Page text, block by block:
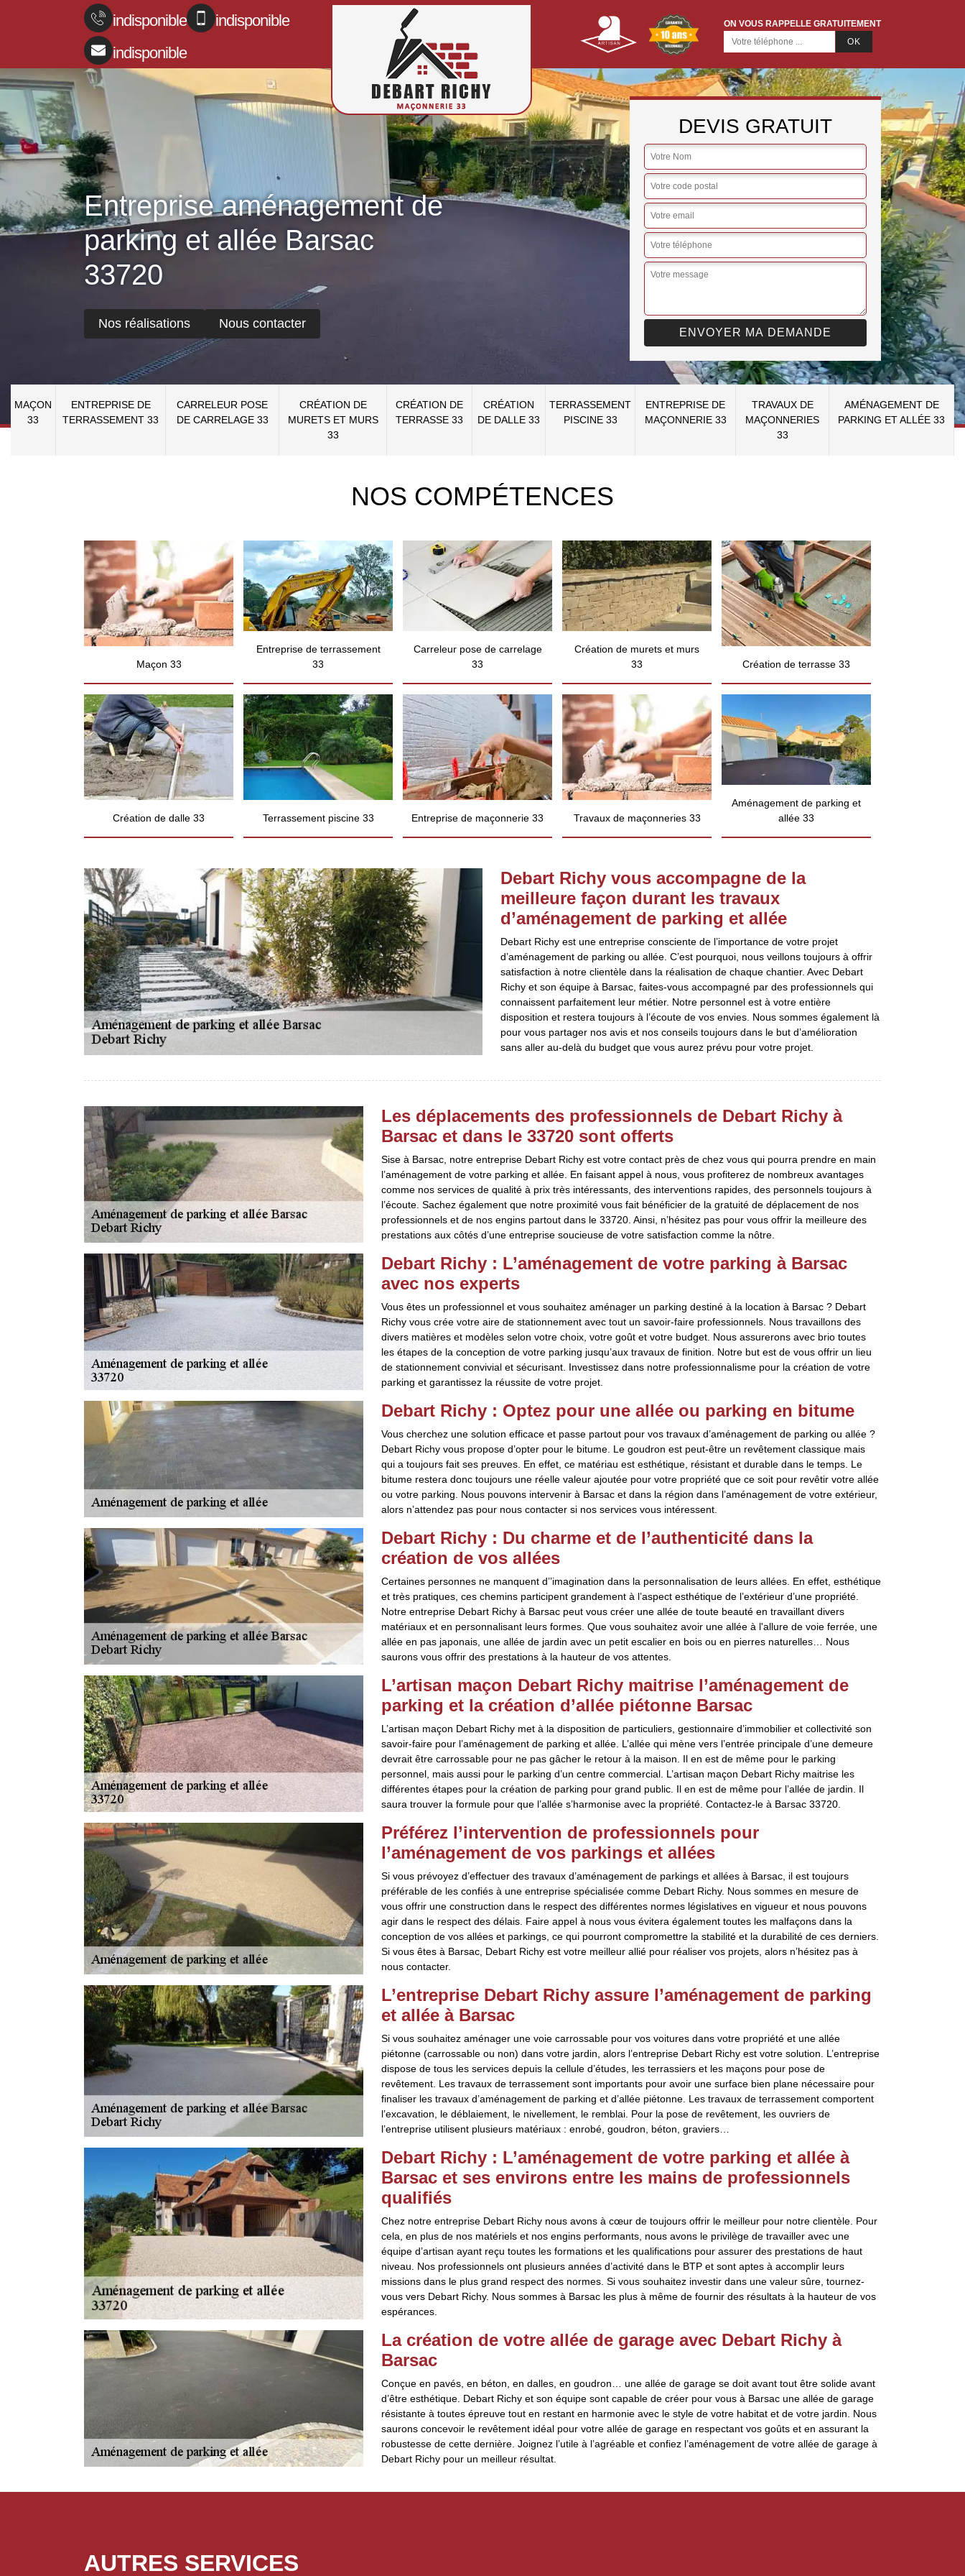
indisponible
indisponible
indisponible
ON VOUS RAPPELLE GRATUITEMENT
Entreprise aménagement de
parking et allée Barsac
33720
Nos réalisations Nous contacter
DEVIS GRATUIT
MAÇON
33
ENTREPRISE DE
TERRASSEMENT 33
CARRELEUR POSE
DE CARRELAGE 33
CRÉATION DE
MURETS ET MURS
33
CRÉATION DE
TERRASSE 33
CRÉATION
DE DALLE 33
TERRASSEMENT
PISCINE 33
ENTREPRISE DE
MAÇONNERIE 33
TRAVAUX DE
MAÇONNERIES
33
AMÉNAGEMENT DE
PARKING ET ALLÉE 33
NOS COMPÉTENCES
Maçon 33
Entreprise de terrassement
33
Carreleur pose de carrelage
33
Création de murets et murs
33
Création de terrasse 33
Création de dalle 33 Terrassement piscine 33 Entreprise de maçonnerie 33 Travaux de maçonneries 33
Aménagement de parking et
allée 33
Debart Richy vous accompagne de la
meilleure façon durant les travaux
d’aménagement de parking et allée
Debart Richy est une entreprise consciente de l’importance de votre projet
d’aménagement de parking ou allée. C’est pourquoi, nous veillons toujours à offrir
satisfaction à notre clientèle dans la réalisation de chaque chantier. Avec Debart
Richy et son équipe à Barsac, faites-vous accompagné par des professionnels qui
connaissent parfaitement leur métier. Notre personnel est à votre entière
disposition et restera toujours à l’écoute de vos envies. Nous sommes également là
pour vous partager nos avis et nos conseils toujours dans le but d’amélioration
sans aller au-delà du budget que vous aurez prévu pour votre projet.
Les déplacements des professionnels de Debart Richy à
Barsac et dans le 33720 sont offerts
Sise à Barsac, notre entreprise Debart Richy est votre contact près de chez vous qui pourra prendre en main
l’aménagement de votre parking et allée. En faisant appel à nous, vous profiterez de nombreux avantages
comme nos services de qualité à prix très intéressants, des interventions rapides, des personnels toujours à
l’écoute. Sachez également que notre proximité vous fait bénéficier de la gratuité de déplacement de nos
professionnels et de nos engins partout dans le 33720. Ainsi, n’hésitez pas pour vous offrir la meilleure des
prestations aux côtés d’une entreprise soucieuse de votre satisfaction comme la nôtre.
Debart Richy : L’aménagement de votre parking à Barsac
avec nos experts
Vous êtes un professionnel et vous souhaitez aménager un parking destiné à la location à Barsac ? Debart
Richy vous crée votre aire de stationnement avec tout un savoir-faire professionnels. Nous travaillons des
divers matières et modèles selon votre choix, votre goût et votre budget. Nous assurerons avec brio toutes
les étapes de la conception de votre parking jusqu’aux travaux de finition. Notre but est de vous offrir un lieu
de stationnement convivial et sécurisant. Investissez dans notre professionnalisme pour la création de votre
parking et garantissez la réussite de votre projet.
Debart Richy : Optez pour une allée ou parking en bitume
Vous cherchez une solution efficace et passe partout pour vos travaux d’aménagement de parking ou allée ?
Debart Richy vous propose d’opter pour le bitume. Le goudron est peut-être un revêtement classique mais
qui a toujours fait ses preuves. En effet, ce matériau est esthétique, résistant et durable dans le temps. Le
bitume restera donc toujours une réelle valeur ajoutée pour votre propriété que ce soit pour revêtir votre allée
ou votre parking. Nous pouvons intervenir à Barsac et dans la région dans l’aménagement de votre extérieur,
alors n’attendez pas pour nous contacter si nos services vous intéressent.
Debart Richy : Du charme et de l’authenticité dans la
création de vos allées
Certaines personnes ne manquent d’’imagination dans la personnalisation de leurs allées. En effet, esthétique
et très pratiques, ces chemins participent grandement à l’aspect esthétique de l’extérieur d’une propriété.
Notre entreprise Debart Richy à Barsac peut vous créer une allée de toute beauté en travaillant divers
matériaux et en personnalisant leurs formes. Que vous souhaitez avoir une allée à l'allure de voie ferrée, une
allée en pas japonais, une allée de jardin avec un petit escalier en bois ou en pierres naturelles… Nous
saurons vous offrir des prestations à la hauteur de vos attentes.
L’artisan maçon Debart Richy maitrise l’aménagement de
parking et la création d’allée piétonne Barsac
L’artisan maçon Debart Richy met à la disposition de particuliers, gestionnaire d’immobilier et collectivité son
savoir-faire pour l’aménagement de parking et allée. L’allée qui mène vers l’entrée principale d’une demeure
devrait être carrossable pour ne pas gâcher le retour à la maison. Il en est de même pour le parking
personnel, mais aussi pour le parking d’un centre commercial. L’artisan maçon Debart Richy maitrise les
différentes étapes pour la création de parking pour grand public. Il en est de même pour l’allée de jardin. Il
saura trouver la formule pour que l’allée s’harmonise avec la propriété. Contactez-le à Barsac 33720.
Préférez l’intervention de professionnels pour
l’aménagement de vos parkings et allées
Si vous prévoyez d’effectuer des travaux d’aménagement de parkings et allées à Barsac, il est toujours
préférable de les confiés à une entreprise spécialisée comme Debart Richy. Nous sommes en mesure de
vous offrir une construction dans le respect des différentes normes législatives en vigueur et nous pouvons
agir dans le respect des délais. Faire appel à nous vous évitera également toutes les malfaçons dans la
conception de vos allées et parkings, ce qui pourront compromettre la stabilité et la durabilité de ces derniers.
Si vous êtes à Barsac, Debart Richy est votre meilleur allié pour réaliser vos projets, alors n’hésitez pas à
nous contacter.
L’entreprise Debart Richy assure l’aménagement de parking
et allée à Barsac
Si vous souhaitez aménager une voie carrossable pour vos voitures dans votre propriété et une allée
piétonne (carrossable ou non) dans votre jardin, alors l’entreprise Debart Richy est votre solution. L’entreprise
dispose de tous les services depuis la cellule d’études, les terrassiers et les maçons pour pose de
revêtement. Les travaux de terrassement sont importants pour avoir une surface bien plane nécessaire pour
finaliser les travaux d’aménagement de parking et d’allée piétonne. Les travaux de terrassement comportent
l’excavation, le déblaiement, le nivellement, le remblai. Pour la pose de revêtement, les ouvriers de
l’entreprise utilisent plusieurs matériaux : enrobé, goudron, béton, graviers…
Debart Richy : L’aménagement de votre parking et allée à
Barsac et ses environs entre les mains de professionnels
qualifiés
Chez notre entreprise Debart Richy nous avons à cœur de toujours offrir le meilleur pour notre clientèle. Pour
cela, en plus de nos matériels et nos engins performants, nous avons le privilège de travailler avec une
équipe d’artisan ayant reçu toutes les formations et les qualifications pour assurer des prestations de haut
niveau. Nos professionnels ont plusieurs années d’activité dans le BTP et sont aptes à accomplir leurs
missions dans le plus grand respect des normes. Si vous souhaitez investir dans une valeur sûre, tournez-
vous vers Debart Richy. Nous sommes à Barsac les plus à même de fournir des résultats à la hauteur de vos
espérances.
La création de votre allée de garage avec Debart Richy à
Barsac
Conçue en pavés, en béton, en dalles, en goudron… une allée de garage se doit avant tout être solide avant
d’être esthétique. Debart Richy et son équipe sont capable de créer pour vous à Barsac une allée de garage
résistante à toutes épreuve tout en restant en harmonie avec le style de votre habitat et de votre jardin. Nous
saurons concevoir le revêtement idéal pour votre allée de garage en respectant vos goûts et en assurant la
robustesse de cette dernière. Joignez l’utile à l’agréable et confiez l’aménagement de votre allée de garage à
Debart Richy pour un meilleur résultat.
AUTRES SERVICES